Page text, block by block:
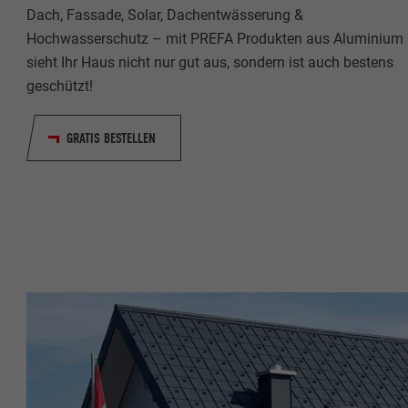
Dach, Fassade, Solar, Dachentwässerung &
Hochwasserschutz – mit PREFA Produkten aus Aluminium
sieht Ihr Haus nicht nur gut aus, sondern ist auch bestens
geschützt!
GRATIS BESTELLEN
Anbieter
Zweck
Name
Anbieter
Laufzeit
Zweck